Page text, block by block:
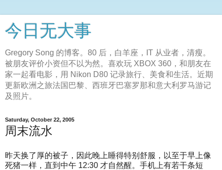
今日无大事
Gregory Song 的博客。80 后，白羊座，IT 从业者，清瘦。
被朋友评价小资但不以为然。喜欢玩 XBOX 360，和朋友在
家一起看电影，用 Nikon D80 记录旅行、美食和生活。近期
更新欧洲之旅法国巴黎、西班牙巴塞罗那和意大利罗马游记
及照片。
Saturday, October 22, 2005
周末流水
昨天换了厚的被子，因此晚上睡得特别舒服，以至于早上像
死猪一样，直到中午 12:30 才自然醒。手机上有若干条短